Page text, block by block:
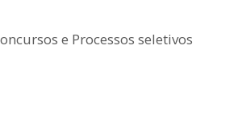
e Processos seletivos